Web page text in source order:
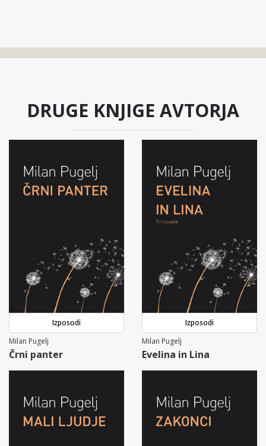
DRUGE KNJIGE AVTORJA
Izposodi
Milan Pugelj
Črni panter
Izposodi
Milan Pugelj
Evelina in Lina